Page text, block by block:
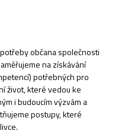
občana společnosti
na získávání
potřebných pro
život, které vedou ke
i budoucím výzvám a
postupy, které